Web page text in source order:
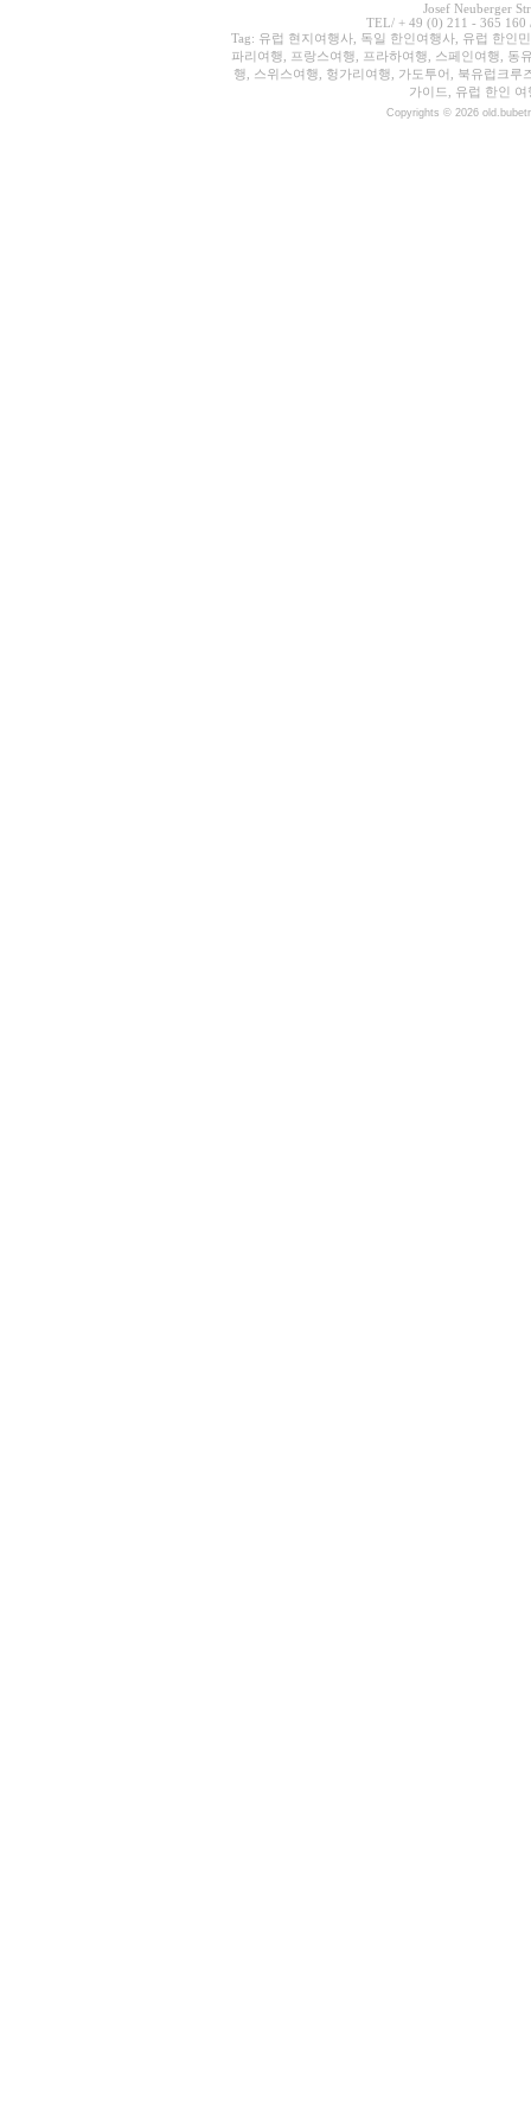
Josef Neuberger
TEL/ + 49 (0) 211 - 365 160
Tag: 유럽 현지여행사, 독일 한인여행사, 유럽 한인
파리여행, 프랑스여행, 프라하여행, 스페인여행, 동
행, 스위스여행, 헝가리여행, 가도투어, 북유럽크
가이드, 유럽 한인
Copyrights © 2026